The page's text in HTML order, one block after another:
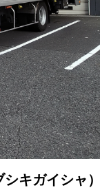
キガイシャ）